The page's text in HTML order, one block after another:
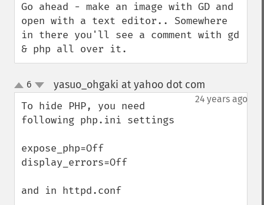
Go ahead - make an image with GD and
open with a text editor.. Somewhere
in there you'll see a comment with gd
& php all over it.
up
down
6 yasuo_ohgaki at yahoo dot com
24 years ago
To hide PHP, you need
following php.ini settings
expose_php=Off
display_errors=Off
and in httpd.conf